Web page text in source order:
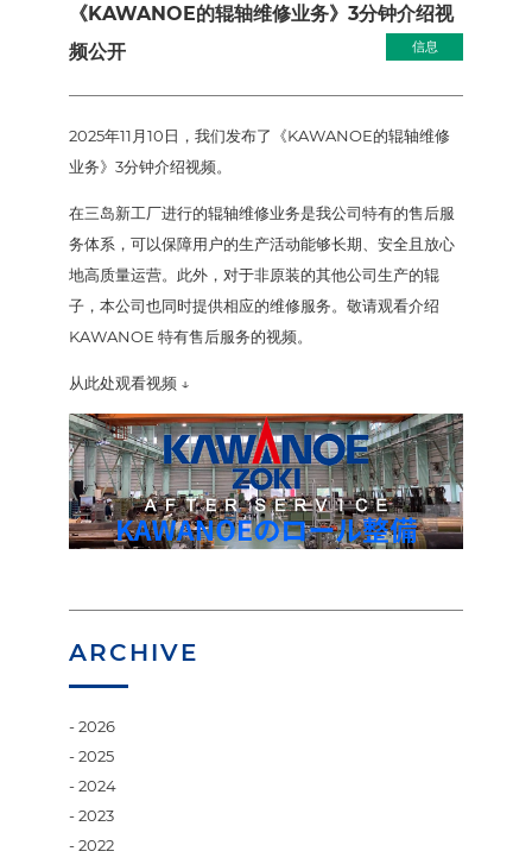
《KAWANOE的辊轴维修业务》3分钟介绍视
频公开
信息
2025年11月10日，我们发布了《KAWANOE的辊轴维修
业务》3分钟介绍视频。
在三岛新工厂进行的辊轴维修业务是我公司特有的售后服
务体系，可以保障用户的生产活动能够长期、安全且放心
地高质量运营。此外，对于非原装的其他公司生产的辊
子，本公司也同时提供相应的维修服务。敬请观看介绍
KAWANOE 特有售后服务的视频。
从此处观看视频 ↓
ARCHIVE
2026
2025
2024
2023
2022